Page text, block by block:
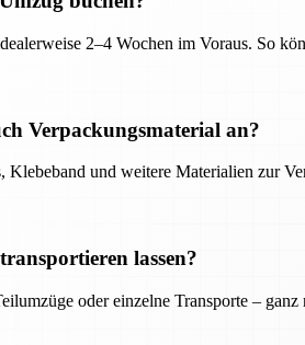
2–4 Wochen im Voraus. So
Verpackungsmaterial an?
Klebeband und weitere Materialien zur
lassen?
oder einzelne Transporte – ganz